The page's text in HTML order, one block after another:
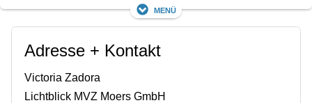
Menü
Adresse + Kontakt
Victoria Zadora
Lichtblick MVZ Moers GmbH